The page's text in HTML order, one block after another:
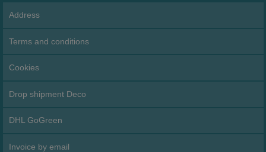
Address
Terms and conditions
Cookies
Drop shipment Deco
DHL GoGreen
Invoice by email